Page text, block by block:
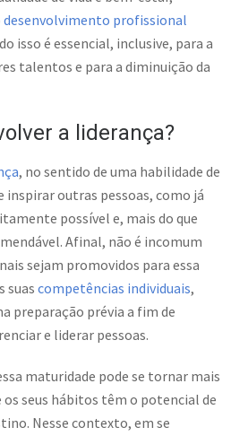
desenvolvimento profissional
isso é essencial, inclusive, para a
talentos e para a diminuição da
a liderança?
, no sentido de uma habilidade de
outras pessoas, como já
possível e, mais do que
Afinal, não é incomum
sejam promovidos para essa
suas competências individuais,
preparação prévia a fim de
e liderar pessoas.
maturidade pode se tornar mais
seus hábitos têm o potencial de
Nesse contexto, em se